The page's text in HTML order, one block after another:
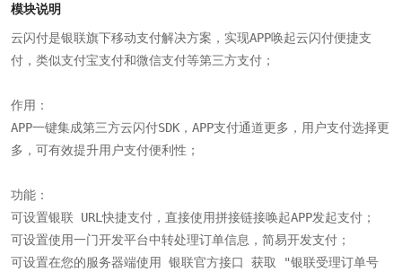
模块说明
云闪付是银联旗下移动支付解决方案，实现APP唤起云闪付便捷支
付，类似支付宝支付和微信支付等第三方支付；
作用：
APP一键集成第三方云闪付SDK，APP支付通道更多，用户支付选择更
多，可有效提升用户支付便利性；
功能：
可设置银联 URL快捷支付，直接使用拼接链接唤起APP发起支付；
可设置使用一门开发平台中转处理订单信息，简易开发支付；
可设置在您的服务器端使用 银联官方接口 获取 "银联受理订单号